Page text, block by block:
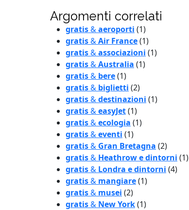
Argomenti correlati
gratis&aeroporti (1)
gratis&Air France(1)
gratis&associazioni (1)
gratis&Australia (1)
gratis& bere(1)
gratis& biglietti (2)
gratis&destinazioni (1)
gratis&easyJet(1)
gratis&ecologia (1)
gratis&eventi (1)
gratis& Gran Bretagna (2)
gratis& Heathrow e dintorni (1)
gratis& Londra e dintorni (4)
gratis& mangiare(1)
gratis& musei (2)
gratis& New York(1)